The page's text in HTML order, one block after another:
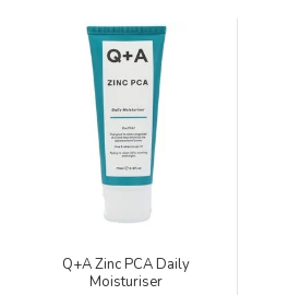
Q+A Zinc PCA Daily
Moisturiser